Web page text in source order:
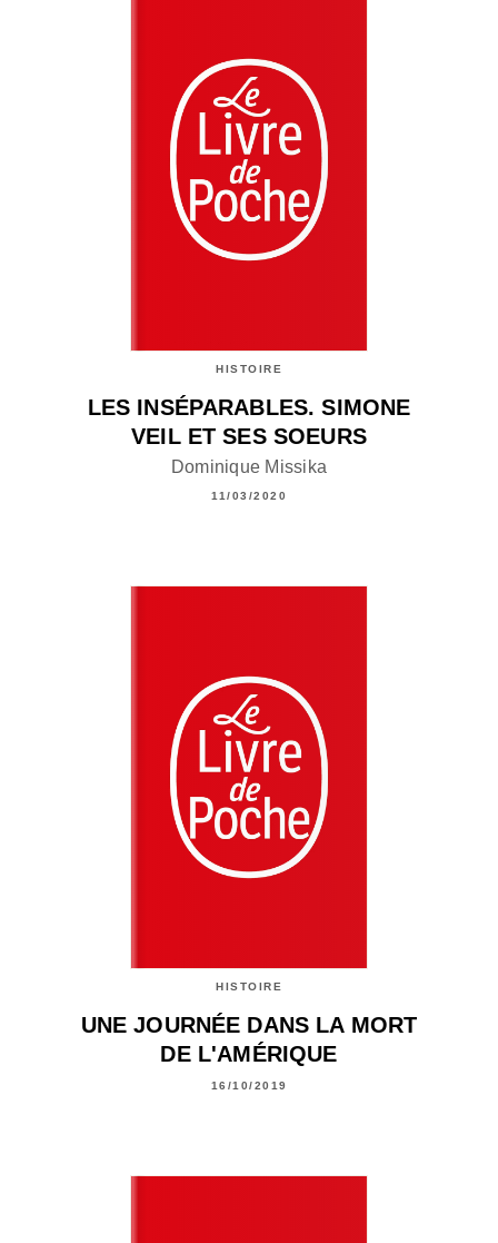
HISTOIRE
LES INSÉPARABLES. SIMONE
VEIL ET SES SOEURS
Dominique Missika
11/03/2020
HISTOIRE
UNE JOURNÉE DANS LA MORT
DE L'AMÉRIQUE
16/10/2019